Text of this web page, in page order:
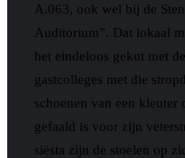
A.063, ook wel bij de
Auditorium”. Dat lokaal
het eindeloos gekut met
gastcolleges met die
schoenen van een
gefaald is voor zijn
siësta zijn de stoelen op